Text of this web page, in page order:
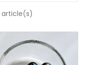
article(s)